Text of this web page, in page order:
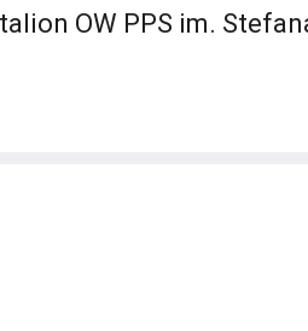
OW PPS im.